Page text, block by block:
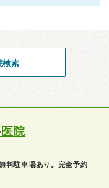
検索
院
料駐車場あり。完全予約